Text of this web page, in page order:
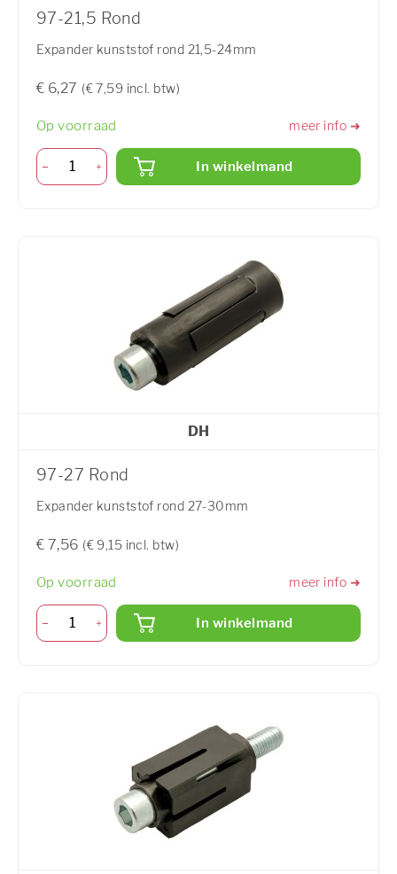
97-21,5 Rond
Expander kunststof rond 21,5-24mm
€ 6,27 (€ 7,59 incl. btw)
Op voorraad meer info ➜
In winkelmand
DH
97-27 Rond
Expander kunststof rond 27-30mm
€ 7,56 (€ 9,15 incl. btw)
Op voorraad meer info ➜
In winkelmand